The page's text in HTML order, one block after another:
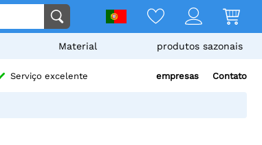
Material produtos sazonais
Serviço excelente empresas Contato